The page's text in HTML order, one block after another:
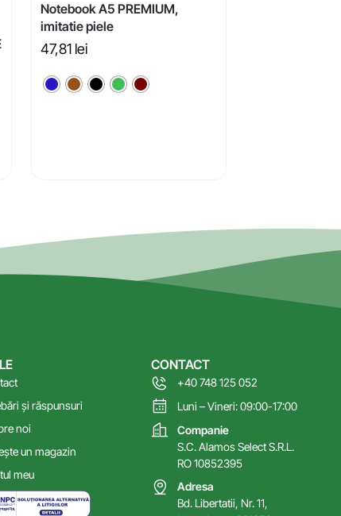
Notebook A5 PREMIUM,
imitatie piele
47,81 lei
și răspunsuri
noi
un magazin
meu
CONTACT
+40 748 125 052
Luni – Vineri: 09:00-17:00
Companie
S.C. Alamos Select S.R.L.
RO 10852395
Adresa
Bd. Libertatii, Nr. 11,